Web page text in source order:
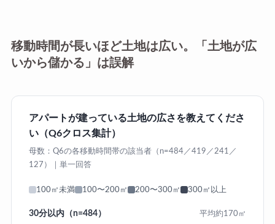
移動時間が長いほど土地は広い。「土地が広
いから儲かる」は誤解
アパートが建っている土地の広さを教えてくださ
い（Q6クロス集計）
母数：Q6の各移動時間帯の該当者（n=484／419／241／
127）｜単一回答
100㎡未満 100〜200㎡ 200〜300㎡ 300㎡以上
30分以内（n=484） 平均約170㎡